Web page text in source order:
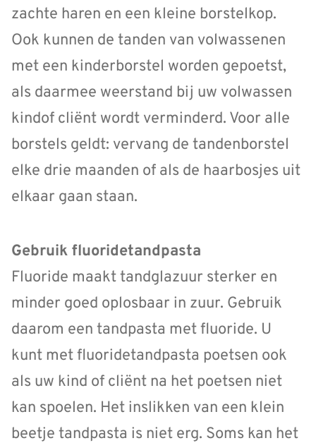
zachte haren en een kleine borstelkop.
Ook kunnen de tanden van volwassenen
met een kinderborstel worden gepoetst,
als daarmee weerstand bij uw volwassen
kindof cliënt wordt verminderd. Voor alle
borstels geldt: vervang de tandenborstel
elke drie maanden of als de haarbosjes uit
elkaar gaan staan.
Gebruik fluoridetandpasta
Fluoride maakt tandglazuur sterker en
minder goed oplosbaar in zuur. Gebruik
daarom een tandpasta met fluoride. U
kunt met fluoridetandpasta poetsen ook
als uw kind of cliënt na het poetsen niet
kan spoelen. Het inslikken van een klein
beetje tandpasta is niet erg. Soms kan het